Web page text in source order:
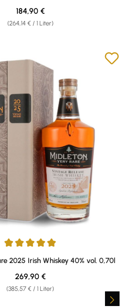
(264,14 € / 1 Liter)
Regulärer Preis:
184,90 €
Bewertung von 5 von 5 Sternen
2025 Irish Whiskey 40% vol. 0,70l
(385,57 € / 1 Liter)
Regulärer Preis:
269,90 €